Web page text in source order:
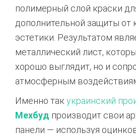
полимерный слой краски
дополнительной защиты от
эстетики. Результатом
металлический лист,
хорошо выглядит, но и
атмосферным
Именно так украинский
Мехбуд производит свои
панели — используя